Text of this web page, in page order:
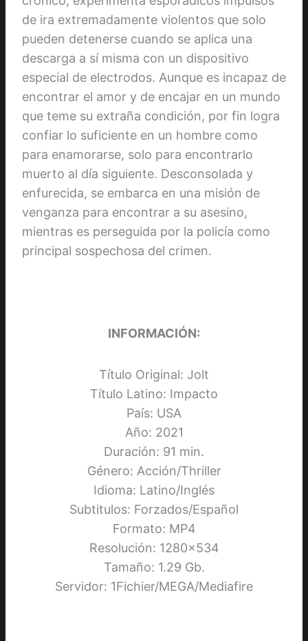
de ira extremadamente violentos que solo
pueden detenerse cuando se aplica una
descarga a sí misma con un dispositivo
especial de electrodos. Aunque es incapaz de
encontrar el amor y de encajar en un mundo
que teme su extraña condición, por fin logra
confiar lo suficiente en un hombre como
para enamorarse, solo para encontrarlo
muerto al día siguiente. Desconsolada y
enfurecida, se embarca en una misión de
venganza para encontrar a su asesino,
mientras es perseguida por la policía como
principal sospechosa del crimen.
INFORMACIÓN:
Título Original: Jolt
Título Latino: Impacto
País: USA
Año: 2021
Duración: 91 min.
Género: Acción/Thriller
Idioma: Latino/Inglés
Subtitulos: Forzados/Español
Formato: MP4
Resolución: 1280×534
Tamaño: 1.29 Gb.
Servidor: 1Fichier/MEGA/Mediafire